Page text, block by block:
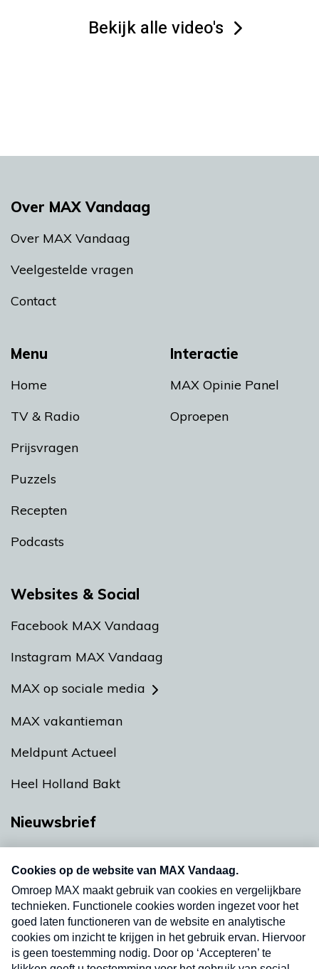
Bekijk alle video's
Menu
Home
TV & Radio
Prijsvragen
Puzzels
Recepten
Podcasts
Interactie
MAX Opinie Panel
Oproepen
Over MAX Vandaag
Over MAX Vandaag
Veelgestelde vragen
Contact
Websites & Social
Facebook MAX Vandaag
Instagram MAX Vandaag
MAX op sociale media
MAX vakantieman
Meldpunt Actueel
Heel Holland Bakt
Nieuwsbrief
nieuwsbrief. Elke vrijdag- en dinsdagochtend in
uw mailbox.
Verzend